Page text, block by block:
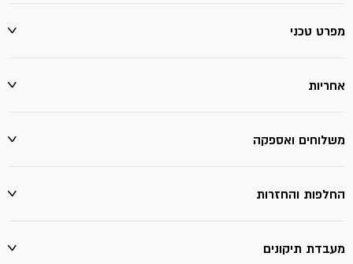
מפרט טכני
אחריות
משלוחים ואספקה
החלפות והחזרות
מעבדת תיקונים